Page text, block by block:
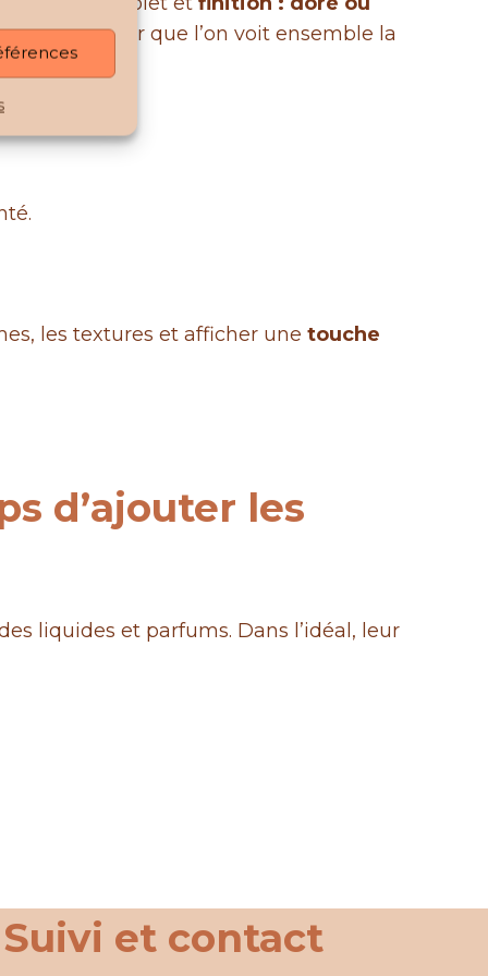
pour que l’on voit ensemble la
les textures et afficher une touche
d’ajouter les
liquides et parfums. Dans l’idéal, leur
Suivi et contact